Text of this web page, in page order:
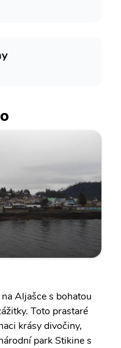
Aljašce s bohatou
Toto prastaré
krásy divočiny,
park Stikine s